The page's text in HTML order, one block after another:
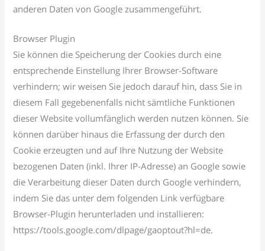
anderen Daten von Google zusammengeführt.
Browser Plugin
Sie können die Speicherung der Cookies durch eine
entsprechende Einstellung Ihrer Browser-Software
verhindern; wir weisen Sie jedoch darauf hin, dass Sie in
diesem Fall gegebenenfalls nicht sämtliche Funktionen
dieser Website vollumfänglich werden nutzen können. Sie
können darüber hinaus die Erfassung der durch den
Cookie erzeugten und auf Ihre Nutzung der Website
bezogenen Daten (inkl. Ihrer IP-Adresse) an Google sowie
die Verarbeitung dieser Daten durch Google verhindern,
indem Sie das unter dem folgenden Link verfügbare
Browser-Plugin herunterladen und installieren:
https://tools.google.com/dlpage/gaoptout?hl=de.